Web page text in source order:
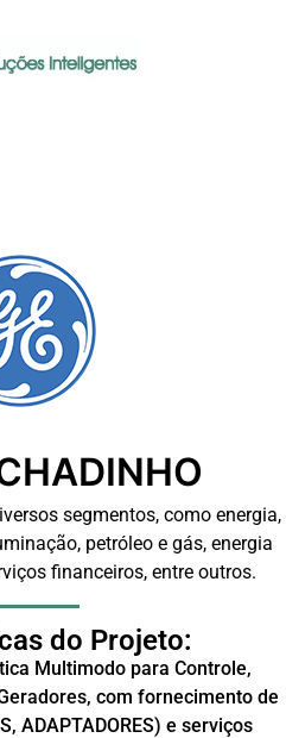
segmentos, como energia,
petróleo e gás, energia
financeiros, entre outros.
do Projeto:
Multimodo para Controle,
com fornecimento de
ADAPTADORES) e serviços